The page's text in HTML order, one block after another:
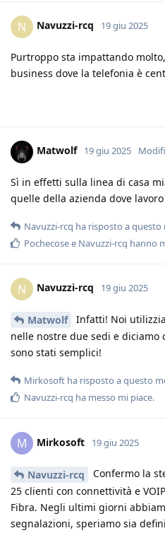
N Navuzzi-rcq 19 giu 2025
Purtroppo sta impattando
business dove la telefonia è
Matwolf 19 giu 2025
Sì in effetti sulla linea di casa
quelle della azienda dove
Navuzzi-rcq ha risposto a questo
Pochecosee Navuzzi-rcq hanno
N Navuzzi-rcq 19 giu 2025
Matwolf
Infatti! Noi
nelle nostre due sedi e
sono stati semplici!
Mirkosoft ha risposto a questo
Navuzzi-rcq ha messo mi piace.
M Mirkosoft 19 giu 2025
Navuzzi-rcq
Confermo la
25 clienti con connettività e
Fibra. Negli ultimi giorni
segnalazioni, speriamo sia